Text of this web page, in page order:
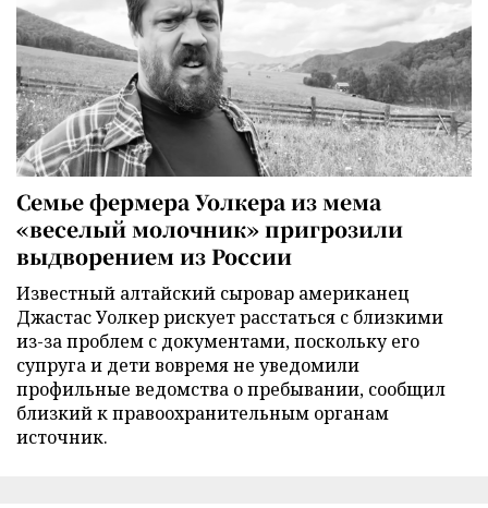
Семье фермера Уолкера из мема
«веселый молочник» пригрозили
выдворением из России
Известный алтайский сыровар американец
Джастас Уолкер рискует расстаться с близкими
из-за проблем с документами, поскольку его
супруга и дети вовремя не уведомили
профильные ведомства о пребывании, сообщил
близкий к правоохранительным органам
источник.